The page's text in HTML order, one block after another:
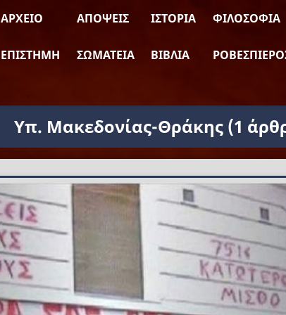
ΑΡΧΕΊΟ ΑΠΌΨΕΙΣ ΙΣΤΟΡΊΑ ΦΙΛΟΣΟΦΊΑ
ΕΠΙΣΤΉΜΗ ΣΩΜΑΤΕΊΑ ΒΙΒΛΊΑ
Υπ. Μακεδονίας-Θράκης (1